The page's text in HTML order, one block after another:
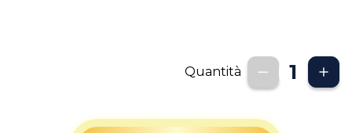
Quantità